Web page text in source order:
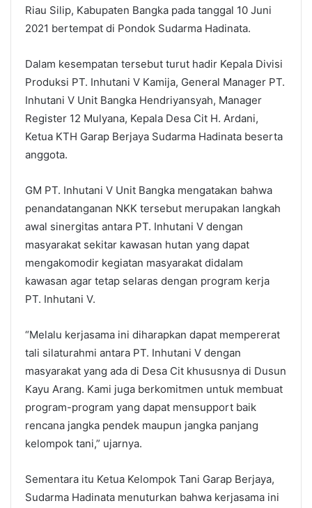
Riau Silip, Kabupaten Bangka pada tanggal 10 Juni
2021 bertempat di Pondok Sudarma Hadinata.
Dalam kesempatan tersebut turut hadir Kepala Divisi
Produksi PT. Inhutani V Kamija, General Manager PT.
Inhutani V Unit Bangka Hendriyansyah, Manager
Register 12 Mulyana, Kepala Desa Cit H. Ardani,
Ketua KTH Garap Berjaya Sudarma Hadinata beserta
anggota.
GM PT. Inhutani V Unit Bangka mengatakan bahwa
penandatanganan NKK tersebut merupakan langkah
awal sinergitas antara PT. Inhutani V dengan
masyarakat sekitar kawasan hutan yang dapat
mengakomodir kegiatan masyarakat didalam
kawasan agar tetap selaras dengan program kerja
PT. Inhutani V.
“Melalu kerjasama ini diharapkan dapat mempererat
tali silaturahmi antara PT. Inhutani V dengan
masyarakat yang ada di Desa Cit khususnya di Dusun
Kayu Arang. Kami juga berkomitmen untuk membuat
program-program yang dapat mensupport baik
rencana jangka pendek maupun jangka panjang
kelompok tani,” ujarnya.
Sementara itu Ketua Kelompok Tani Garap Berjaya,
Sudarma Hadinata menuturkan bahwa kerjasama ini